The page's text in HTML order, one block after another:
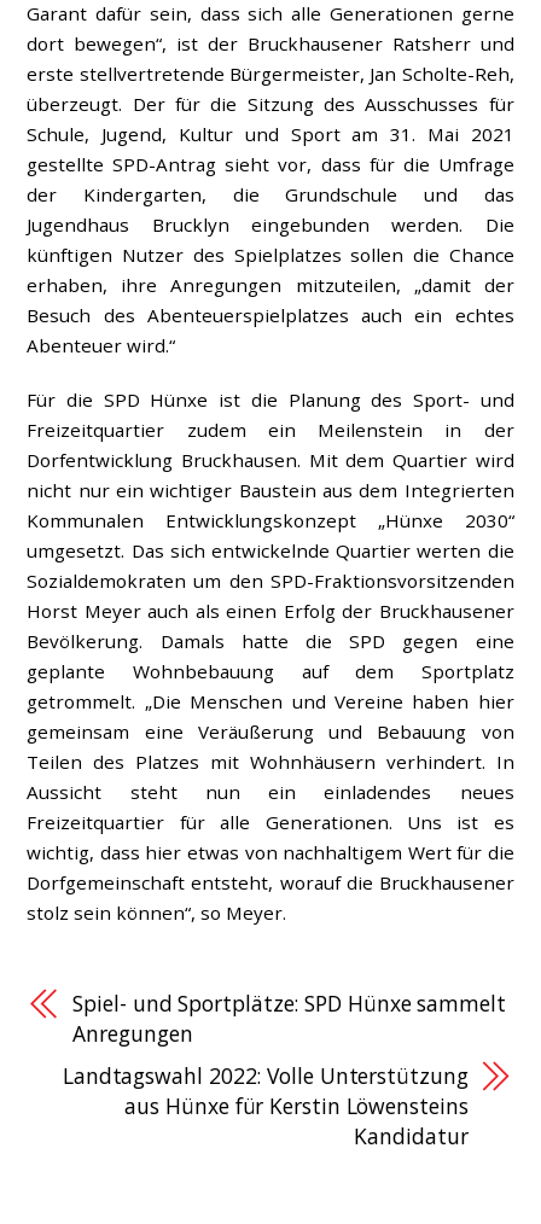
Garant dafür sein, dass sich alle Generationen gerne
dort bewegen“, ist der Bruckhausener Ratsherr und
erste stellvertretende Bürgermeister, Jan Scholte-Reh,
überzeugt. Der für die Sitzung des Ausschusses für
Schule, Jugend, Kultur und Sport am 31. Mai 2021
gestellte SPD-Antrag sieht vor, dass für die Umfrage
der Kindergarten, die Grundschule und das
Jugendhaus Brucklyn eingebunden werden. Die
künftigen Nutzer des Spielplatzes sollen die Chance
erhaben, ihre Anregungen mitzuteilen, „damit der
Besuch des Abenteuerspielplatzes auch ein echtes
Abenteuer wird.“
Für die SPD Hünxe ist die Planung des Sport- und
Freizeitquartier zudem ein Meilenstein in der
Dorfentwicklung Bruckhausen. Mit dem Quartier wird
nicht nur ein wichtiger Baustein aus dem Integrierten
Kommunalen Entwicklungskonzept „Hünxe 2030“
umgesetzt. Das sich entwickelnde Quartier werten die
Sozialdemokraten um den SPD-Fraktionsvorsitzenden
Horst Meyer auch als einen Erfolg der Bruckhausener
Bevölkerung. Damals hatte die SPD gegen eine
geplante Wohnbebauung auf dem Sportplatz
getrommelt. „Die Menschen und Vereine haben hier
gemeinsam eine Veräußerung und Bebauung von
Teilen des Platzes mit Wohnhäusern verhindert. In
Aussicht steht nun ein einladendes neues
Freizeitquartier für alle Generationen. Uns ist es
wichtig, dass hier etwas von nachhaltigem Wert für die
Dorfgemeinschaft entsteht, worauf die Bruckhausener
stolz sein können“, so Meyer.
Spiel- und Sportplätze: SPD Hünxe sammelt
Anregungen
Landtagswahl 2022: Volle Unterstützung
aus Hünxe für Kerstin Löwensteins
Kandidatur